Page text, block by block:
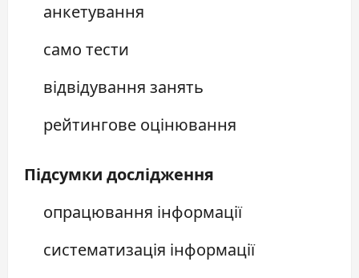
анкетування
само тести
відвідування занять
рейтингове оцінювання
Підсумки дослідження
опрацювання інформації
систематизація інформації